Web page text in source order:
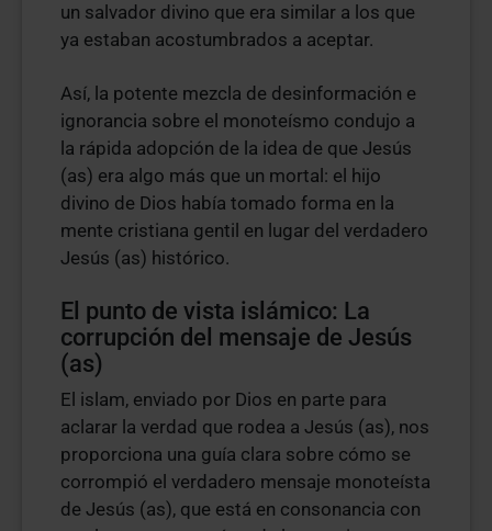
un salvador divino que era similar a los que
ya estaban acostumbrados a aceptar.
Así, la potente mezcla de desinformación e
ignorancia sobre el monoteísmo condujo a
la rápida adopción de la idea de que Jesús
(as) era algo más que un mortal: el hijo
divino de Dios había tomado forma en la
mente cristiana gentil en lugar del verdadero
Jesús (as) histórico.
El punto de vista islámico: La
corrupción del mensaje de Jesús
(as)
El islam, enviado por Dios en parte para
aclarar la verdad que rodea a Jesús (as), nos
proporciona una guía clara sobre cómo se
corrompió el verdadero mensaje monoteísta
de Jesús (as), que está en consonancia con